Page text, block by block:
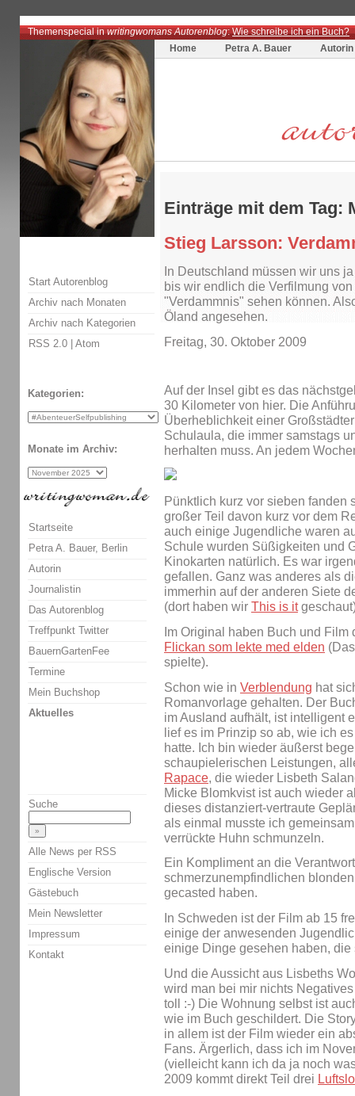
Themenspecial inwritingwomans Autorenblog:Wie schreibe ich ein Buch?
Home
Petra A. Bauer Autorin
Einträge mit dem Tag:
Stieg Larsson:
In Deutschland müssen wir uns
bis wir endlich die Verfilmung
"Verdammnis" sehen können.
Öland angesehen.
Freitag, 30. Oktober 2009
Auf der Insel gibt es das
30 Kilometer von hier. Die
Überheblichkeit einer
Schulaula, die immer samstags
herhalten muss. An jedem
Pünktlich kurz vor sieben fanden
großer Teil davon kurz vor dem
auch einige Jugendliche waren
Schule wurden Süßigkeiten und
Kinokarten natürlich. Es war
gefallen. Ganz was anderes als
immerhin auf der anderen Siete
(dort haben wir This is it
Im Original haben Buch und
Flickan som lekte med elden
spielte).
Schon wie in Verblendung hat
Romanvorlage gehalten. Der
im Ausland aufhält, ist intelligent
lief es im Prinzip so ab, wie ich
hatte. Ich bin wieder äußerst
schaupielerischen Leistungen,
Rapace, die wieder Lisbeth
Micke Blomkvist ist auch wieder
dieses distanziert-vertraute
als einmal musste ich
verrückte Huhn schmunzeln.
Ein Kompliment an die
schmerzunempfindlichen
gecasted haben.
In Schweden ist der Film ab 15
einige der anwesenden
einige Dinge gesehen haben,
Und die Aussicht aus Lisbeths
wird man bei mir nichts
toll :-) Die Wohnung selbst ist
wie im Buch geschildert. Die
in allem ist der Film wieder ein
Fans. Ärgerlich, dass ich im
(vielleicht kann ich da ja noch
2009 kommt direkt Teil drei
Start Autorenblog
Archiv nach Monaten
Archiv nach Kategorien
RSS 2.0 | Atom
Kategorien:
Monate im Archiv:
Startseite
Petra A. Bauer, Berlin
Autorin
Journalistin
Das Autorenblog
Treffpunkt Twitter
BauernGartenFee
Termine
Mein Buchshop
Aktuelles
Suche
Alle News per RSS
Englische Version
Gästebuch
Mein Newsletter
Impressum
Kontakt